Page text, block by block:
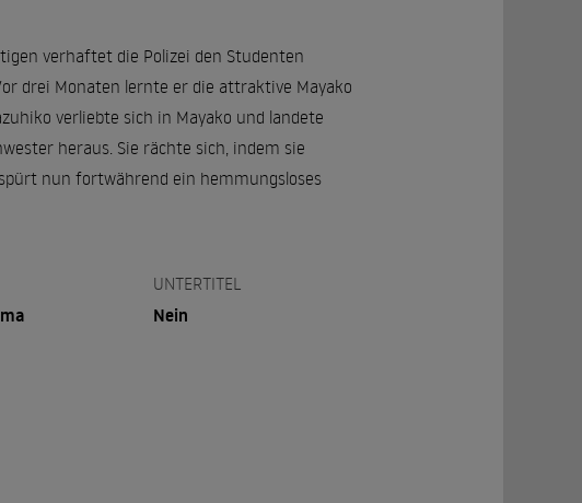
verhaftet die Polizei den Studenten
drei Monaten lernte er die attraktive Mayako
verliebte sich in Mayako und landete
heraus. Sie rächte sich, indem sie
nun fortwährend ein hemmungsloses
UNTERTITEL
Nein